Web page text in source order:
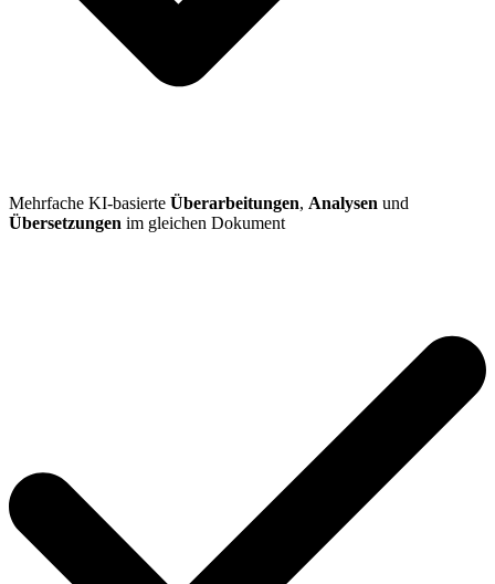
Mehrfache KI-basierte Überarbeitungen, Analysen und
Übersetzungen im gleichen Dokument